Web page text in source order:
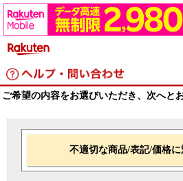
ご希望の内容をお選びいただき、次へと
不適切な商品/表記/価格